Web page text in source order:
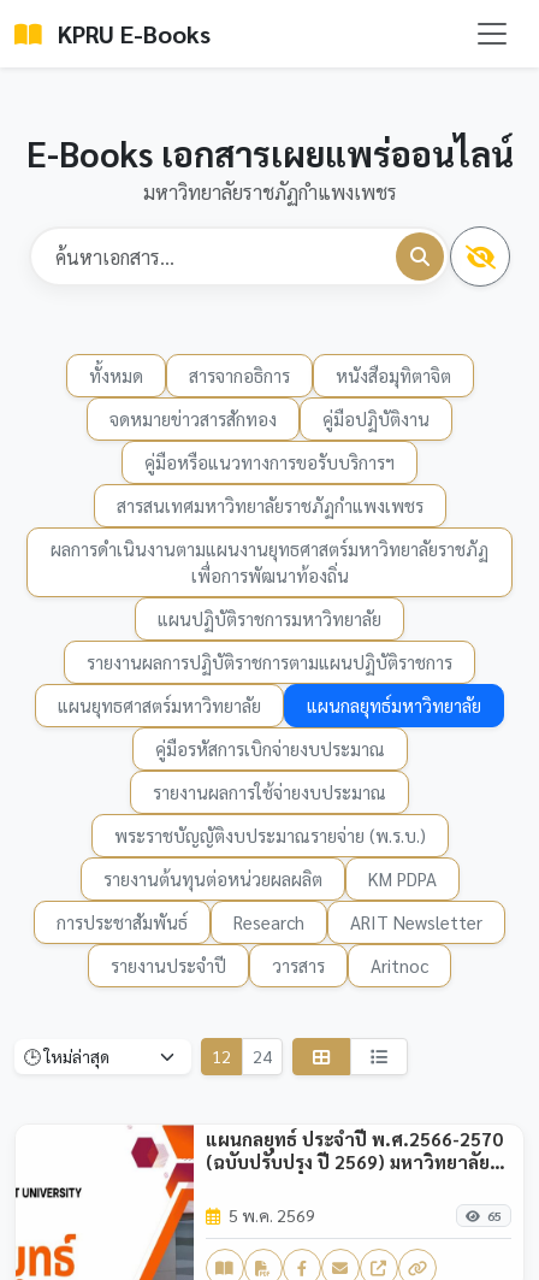
KPRU E-Books
E-Books เอกสารเผยแพร่ออนไลน์
มหาวิทยาลัยราชภัฏกำแพงเพชร
ทั้งหมด สารจากอธิการ
หนังสือมุทิตาจิต
จดหมายข่าวสารสักทอง
คู่มือปฏิบัติงาน
คู่มือหรือแนวทางการขอรับบริการฯ
สารสนเทศมหาวิทยาลัยราชภัฏกำแพงเพชร
ผลการดำเนินงานตามแผนงานยุทธศาสตร์มหาวิทยาลัยราชภัฏ
เพื่อการพัฒนาท้องถิ่น
แผนปฏิบัติราชการมหาวิทยาลัย
รายงานผลการปฏิบัติราชการตามแผนปฏิบัติราชการ
แผนยุทธศาสตร์มหาวิทยาลัย
แผนกลยุทธ์มหาวิทยาลัย
คู่มือรหัสการเบิกจ่ายงบประมาณ
รายงานผลการใช้จ่ายงบประมาณ
พระราชบัญญัติงบประมาณรายจ่าย (พ.ร.บ.)
รายงานต้นทุนต่อหน่วยผลผลิต
KM PDPA
การประชาสัมพันธ์
Research
ARIT Newsletter
รายงานประจำปี
วารสาร Aritnoc
12 24
แผนกลยุทธ์ ประจำปี พ.ศ.2566-2570
(ฉบับปรับปรุง ปี 2569) มหาวิทยาลัย
5 พ.ค. 2569 65